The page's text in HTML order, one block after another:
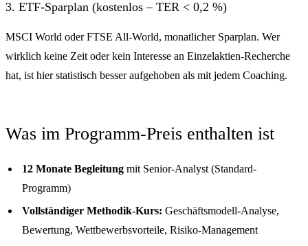
3. ETF-Sparplan (kostenlos – TER < 0,2 %)
MSCI World oder FTSE All-World, monatlicher Sparplan. Wer
wirklich keine Zeit oder kein Interesse an Einzelaktien-Recherche
hat, ist hier statistisch besser aufgehoben als mit jedem Coaching.
Was im Programm-Preis enthalten ist
12 Monate Begleitung mit Senior-Analyst (Standard-
Programm)
Vollständiger Methodik-Kurs: Geschäftsmodell-Analyse,
Bewertung, Wettbewerbsvorteile, Risiko-Management